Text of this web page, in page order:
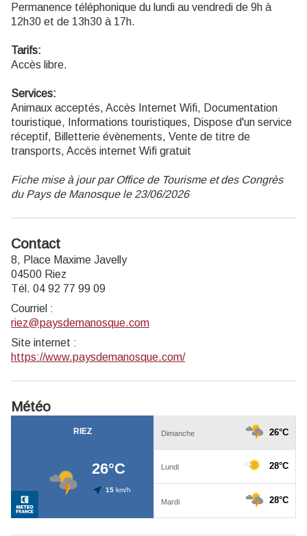
Permanence téléphonique du lundi au vendredi de 9h à
12h30 et de 13h30 à 17h.
Tarifs:
Accès libre.
Services:
Animaux acceptés, Accès Internet Wifi, Documentation
touristique, Informations touristiques, Dispose d'un service
réceptif, Billetterie évènements, Vente de titre de
transports, Accès internet Wifi gratuit
Fiche mise à jour par Office de Tourisme et des Congrès
du Pays de Manosque le 23/06/2026
Contact
8, Place Maxime Javelly
04500 Riez
Tél. 04 92 77 99 09
Courriel :
riez@paysdemanosque.com
Site internet :
https://www.paysdemanosque.com/
Météo